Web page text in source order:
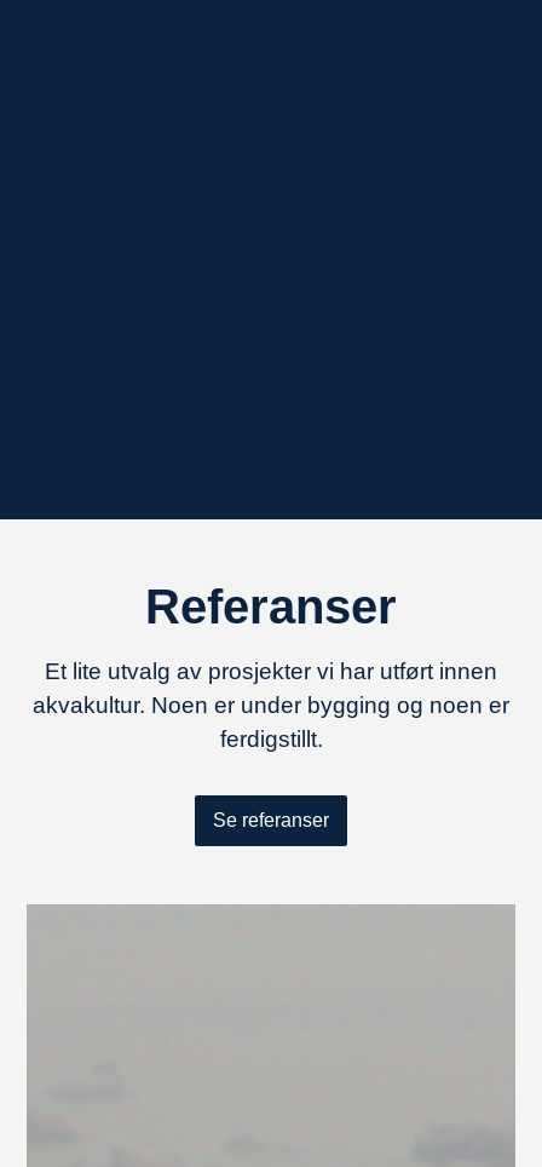
Referanser
Et lite utvalg av prosjekter vi har utført innen
akvakultur. Noen er under bygging og noen er
ferdigstillt.
Se referanser